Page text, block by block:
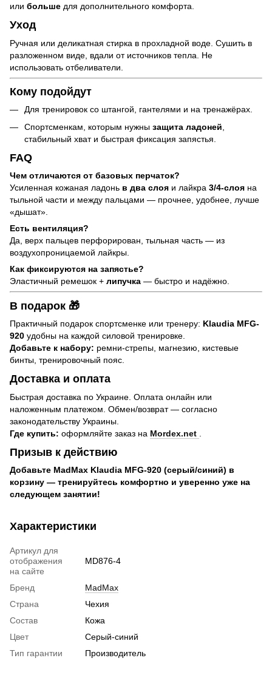
или больше для дополнительного комфорта.
Уход
Ручная или деликатная стирка в прохладной воде. Сушить в
разложенном виде, вдали от источников тепла. Не
использовать отбеливатели.
Кому подойдут
Для тренировок со штангой, гантелями и на тренажёрах.
Спортсменкам, которым нужны защита ладоней
стабильный хват и быстрая фиксация запястья.
FAQ
Чем отличаются от базовых перчаток?
Усиленная кожаная ладонь в два слоя и лайкра 3/4-слоя на
тыльной части и между пальцами — прочнее, удобнее, лучше
«дышат».
Есть вентиляция?
Да, верх пальцев перфорирован, тыльная часть — из
воздухопроницаемой лайкры.
Как фиксируются на запястье?
Эластичный ремешок + липучка — быстро и надёжно.
В подарок 🎁
Практичный подарок спортсменке или тренеру: Klaudia MFG-
920 удобны на каждой силовой тренировке.
Добавьте к набору: ремни-стрепы, магнезию, кистевые
бинты, тренировочный пояс.
Доставка и оплата
Быстрая доставка по Украине. Оплата онлайн или
наложенным платежом. Обмен/возврат — согласно
законодательству Украины.
Где купить: оформляйте заказ на Mordex.net
Призыв к действию
Добавьте MadMax Klaudia MFG-920 (серый/синий) в
корзину — тренируйтесь комфортно и уверенно уже на
следующем занятии!
Характеристики
Артикул для
отображения
на сайте
MD876-4
Бренд
MadMax
Страна
Чехия
Состав
Кожа
Цвет
Серый-синий
Тип гарантии
Производитель